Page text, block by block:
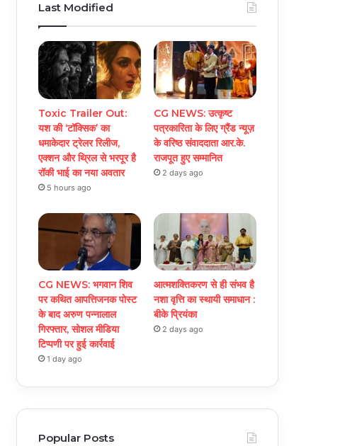
Last Modified
Toxic Trailer Out:
यश की ‘टॉक्सिक’ का
धमाकेदार ट्रेलर रिलीज,
एक्शन और थ्रिल से भरपूर है
रॉकी भाई का नया अवतार
5 hours ago
CG NEWS: उत्कृष्ट
पत्रकारिता के लिए ग्रैंड न्यूज़
के वरिष्ठ संवाददाता आर.के.
राजपूत हुए सम्मानित
2 days ago
CG NEWS: भगवान शिव
पर कथित आपत्तिजनक पोस्ट
के बाद अरुण पन्नालाल
गिरफ्तार, सोशल मीडिया
टिप्पणी पर हुई कार्रवाई
1 day ago
आत्मशक्तिकरण से ही संभव है
नशा वृत्ति का स्थायी समाधान :
बीके प्रियंका
2 days ago
Popular Posts